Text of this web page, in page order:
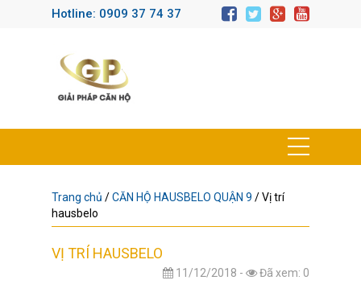
Hotline: 0909 37 74 37
Trang chủ /CĂN HỘ HAUSBELO QUẬN 9 /Vị trí
hausbelo
VỊ TRÍ HAUSBELO
11/12/2018 - Đã xem: 0